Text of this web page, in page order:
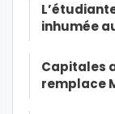
inhumée
Capitales
remplace